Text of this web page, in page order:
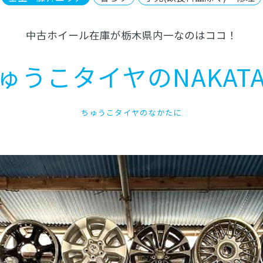
中古ホイール在庫が栃木県内一なのはココ！
うこタイヤの
ちゅうこタイヤのなかたに